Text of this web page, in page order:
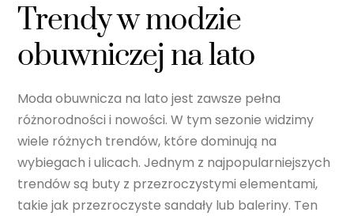
Trendy w modzie
obuwniczej na lato
Moda obuwnicza na lato jest zawsze pełna
różnorodności i nowości. W tym sezonie widzimy
wiele różnych trendów, które dominują na
wybiegach i ulicach. Jednym z najpopularniejszych
trendów są buty z przezroczystymi elementami,
takie jak przezroczyste sandały lub baleriny. Ten